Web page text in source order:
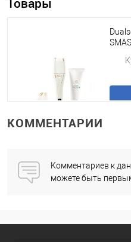
КОММЕНТАРИИ
Комментариев к
можете быть